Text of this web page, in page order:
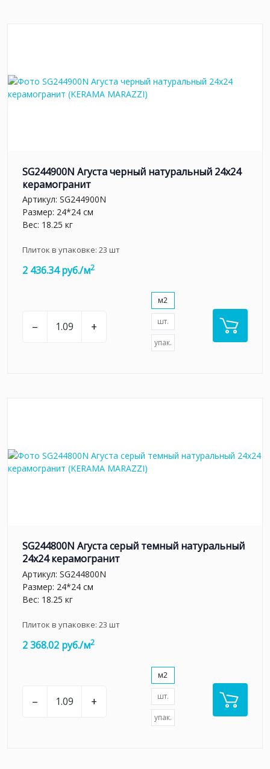
SG244900N Агуста черный натуральный 24х24
керамогранит
Артикул: SG244900N
Размер: 24*24 см
Вес: 18.25 кг
Плиток в упаковке: 23 шт
2 436.34 руб./м2
– +
м2
шт.
упак.
SG244800N Агуста серый темный натуральный
24х24 керамогранит
Артикул: SG244800N
Размер: 24*24 см
Вес: 18.25 кг
Плиток в упаковке: 23 шт
2 368.02 руб./м2
– +
м2
шт.
упак.